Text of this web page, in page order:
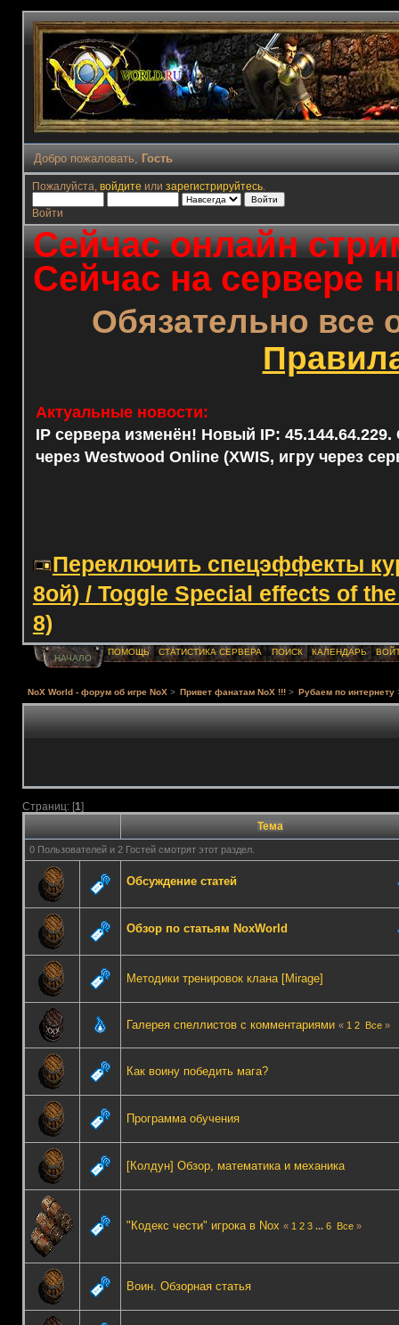
Добро пожаловать, Гость
Пожалуйста, войдите или зарегистрируйтесь.
Войти
Сейчас онлайн
Сейчас на сервере
Обязательно все
Актуальные новости:
IP сервера изменён! Новый IP: 45.144.64.229.
через Westwood Online (XWIS, игру через
Переключить спецэффекты
8ой) / Toggle Special effects of
8)
НАЧАЛО
ПОМОЩЬ СТАТИСТИКА СЕРВЕРА ПОИСК КАЛЕНДАРЬ
NoX World - форум об игре NoX > Привет фанатам NoX !!! > Рубаем по интернету
Страниц: [1]
Тема
0 Пользователей и 2 Гостей смотрят этот раздел.
Обсуждение статей
Обзор по статьям NoxWorld
Методики тренировок клана [Mirage]
Галерея спеллистов с комментариями « 1 2 Все»
Как воину победить мага?
Программа обучения
[Колдун] Обзор, математика и механика
"Кодекс чести" игрока в Nox « 1 2 3 ... 6 Все»
Воин. Обзорная статья